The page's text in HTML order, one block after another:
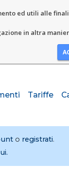
ed utili alle
in altra
Tariffe
o registrati.